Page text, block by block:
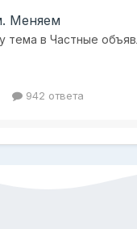
Меняем
тема в Частные
942 ответа